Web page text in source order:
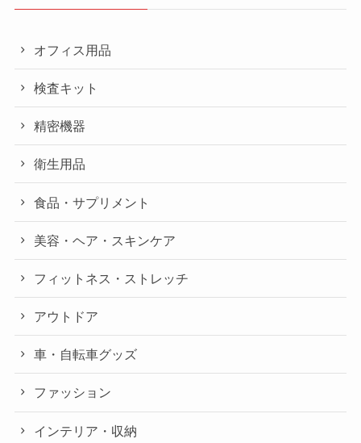
オフィス用品
検査キット
精密機器
衛生用品
食品・サプリメント
美容・ヘア・スキンケア
フィットネス・ストレッチ
アウトドア
車・自転車グッズ
ファッション
インテリア・収納